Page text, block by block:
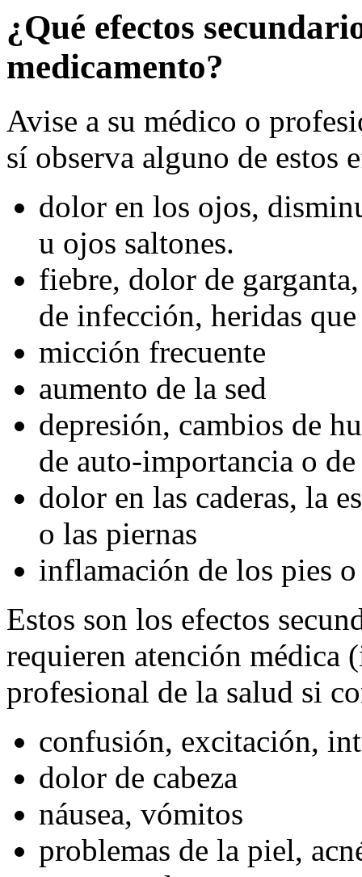
¿Qué efectos
medicamento?
Avise a su médico o
sí observa alguno de estos
dolor en los ojos,
u ojos saltones.
fiebre, dolor de
de infección, heridas
micción frecuente
aumento de la sed
depresión, cambios de
de auto-importancia o
dolor en las caderas, la
o las piernas
inflamación de los pies
Estos son los efectos
requieren atención médica
profesional de la salud si
confusión, excitación,
dolor de cabeza
náusea, vómitos
problemas de la piel,